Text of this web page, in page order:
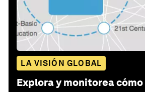
LA VISIÓN GLOBAL
Explora y monitorea cómo